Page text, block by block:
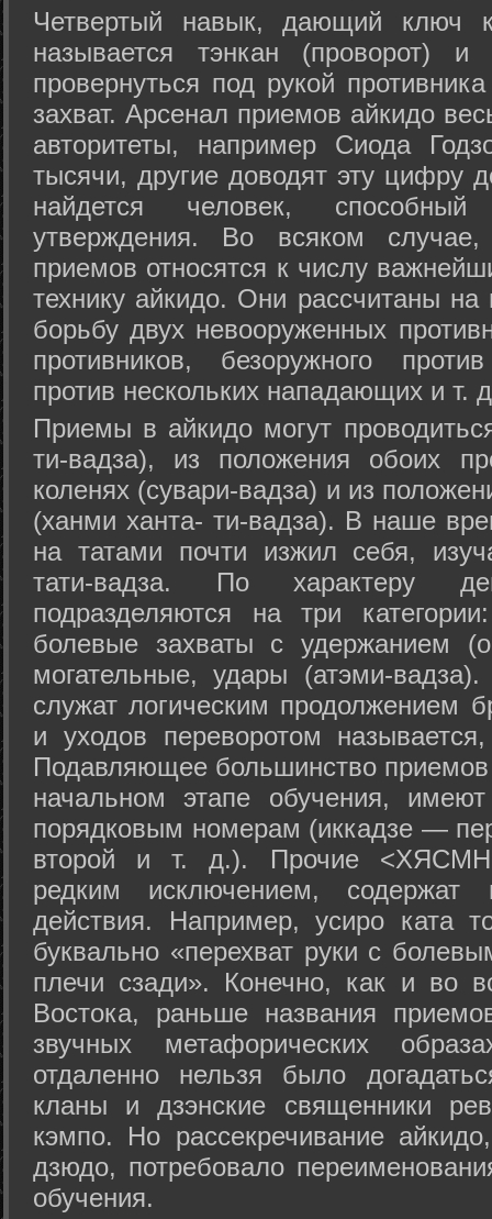
Четвертый навык, дающий ключ
называется тэнкан (проворот)
провернуться под рукой
захват. Арсенал приемов айкидо
авторитеты, например Сиода
тысячи, другие доводят эту цифру
найдется человек,
утверждения. Во всяком
приемов относятся к числу
технику айкидо. Они рассчитаны
борьбу двух невооруженных
противников, безоружного
против нескольких нападающих и т.
Приемы в айкидо могут
ти-вадза), из положения обоих
коленях (сувари-вадза) и из
(ханми ханта- ти-вадза). В наше
на татами почти изжил себя,
тати-вадза. По характеру
подразделяются на три
болевые захваты с удержанием
могательные, удары (атэми-
служат логическим продолжением
и уходов переворотом
Подавляющее большинство
начальном этапе обучения,
порядковым номерам (иккадзе —
второй и т. д.). Прочие
редким исключением, содержат
действия. Например, усиро ката
буквально «перехват руки с
плечи сзади». Конечно, как и во
Востока, раньше названия
звучных метафорических
отдаленно нельзя было
кланы и дзэнские священники
кэмпо. Но рассекречивание
дзюдо, потребовало
обучения.